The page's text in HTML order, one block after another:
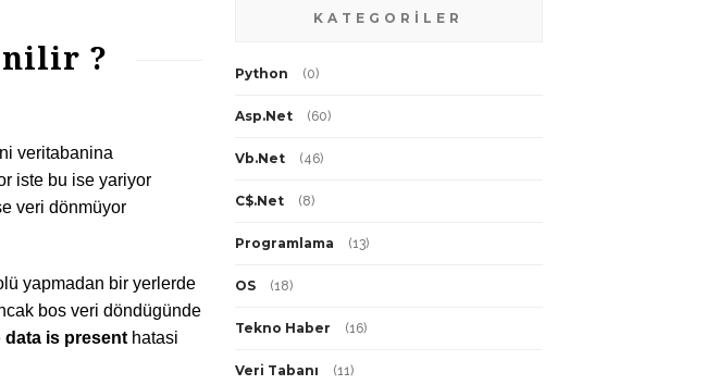
?
veritabanina
iste bu ise yariyor
veri dönmüyor
yapmadan bir yerlerde
bos veri döndügünde
data is present hatasi
KATEGORİLER
Python (0)
Asp.Net (60)
Vb.Net (46)
C$.Net (8)
Programlama (13)
OS (18)
Tekno Haber (16)
Veri Tabanı (11)